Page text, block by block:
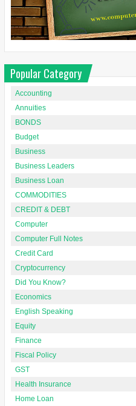
Popular Category
Accounting
Annuities
BONDS
Budget
Business
Business Leaders
Business Loan
COMMODITIES
CREDIT & DEBT
Computer
Computer Full Notes
Credit Card
Cryptocurrency
Did You Know?
Economics
English Speaking
Equity
Finance
Fiscal Policy
GST
Health Insurance
Home Loan